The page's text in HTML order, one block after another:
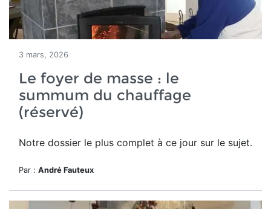
3 mars, 2026
Le foyer de masse : le
summum du chauffage
(réservé)
Notre dossier le plus complet à ce jour sur le sujet.
Par : André Fauteux